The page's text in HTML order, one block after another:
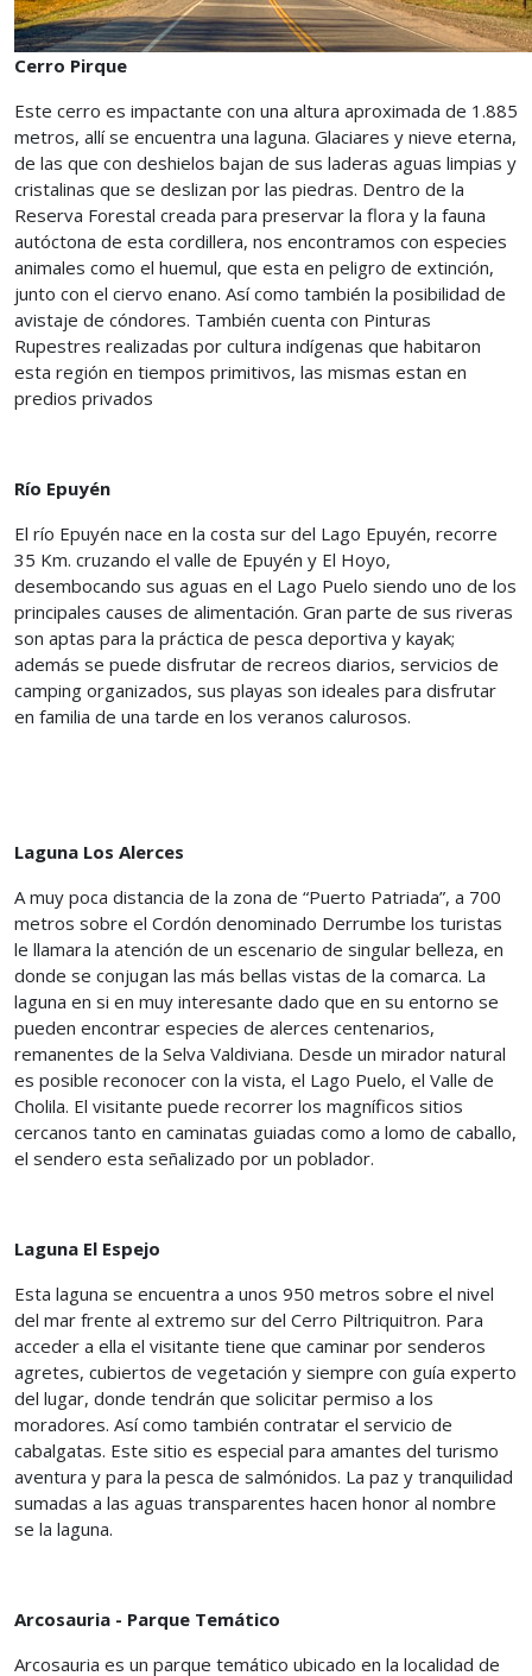
Cerro Pirque
Este cerro es impactante con una altura aproximada de 1.885
metros, allí se encuentra una laguna. Glaciares y nieve eterna,
de las que con deshielos bajan de sus laderas aguas limpias y
cristalinas que se deslizan por las piedras. Dentro de la
Reserva Forestal creada para preservar la flora y la fauna
autóctona de esta cordillera, nos encontramos con especies
animales como el huemul, que esta en peligro de extinción,
junto con el ciervo enano. Así como también la posibilidad de
avistaje de cóndores. También cuenta con Pinturas
Rupestres realizadas por cultura indígenas que habitaron
esta región en tiempos primitivos, las mismas estan en
predios privados
Río Epuyén
El río Epuyén nace en la costa sur del Lago Epuyén, recorre
35 Km. cruzando el valle de Epuyén y El Hoyo,
desembocando sus aguas en el Lago Puelo siendo uno de los
principales causes de alimentación. Gran parte de sus riveras
son aptas para la práctica de pesca deportiva y kayak;
además se puede disfrutar de recreos diarios, servicios de
camping organizados, sus playas son ideales para disfrutar
en familia de una tarde en los veranos calurosos.
Laguna Los Alerces
A muy poca distancia de la zona de “Puerto Patriada”, a 700
metros sobre el Cordón denominado Derrumbe los turistas
le llamara la atención de un escenario de singular belleza, en
donde se conjugan las más bellas vistas de la comarca. La
laguna en si en muy interesante dado que en su entorno se
pueden encontrar especies de alerces centenarios,
remanentes de la Selva Valdiviana. Desde un mirador natural
es posible reconocer con la vista, el Lago Puelo, el Valle de
Cholila. El visitante puede recorrer los magníficos sitios
cercanos tanto en caminatas guiadas como a lomo de caballo,
el sendero esta señalizado por un poblador.
Laguna El Espejo
Esta laguna se encuentra a unos 950 metros sobre el nivel
del mar frente al extremo sur del Cerro Piltriquitron. Para
acceder a ella el visitante tiene que caminar por senderos
agretes, cubiertos de vegetación y siempre con guía experto
del lugar, donde tendrán que solicitar permiso a los
moradores. Así como también contratar el servicio de
cabalgatas. Este sitio es especial para amantes del turismo
aventura y para la pesca de salmónidos. La paz y tranquilidad
sumadas a las aguas transparentes hacen honor al nombre
se la laguna.
Arcosauria - Parque Temático
Arcosauria es un parque temático ubicado en la localidad de